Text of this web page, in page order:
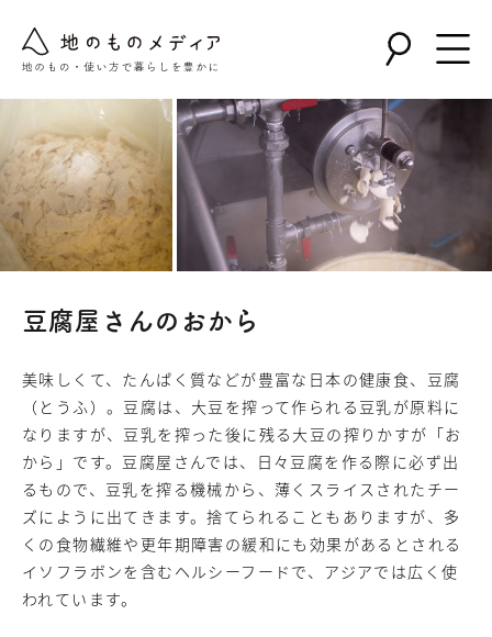
豆腐屋さんのおから
美味しくて、たんぱく質などが豊富な日本の健康食、豆腐
（とうふ）。豆腐は、大豆を搾って作られる豆乳が原料に
なりますが、豆乳を搾った後に残る大豆の搾りかすが「お
から」です。豆腐屋さんでは、日々豆腐を作る際に必ず出
るもので、豆乳を搾る機械から、薄くスライスされたチー
ズにように出てきます。捨てられることもありますが、多
くの食物繊維や更年期障害の緩和にも効果があるとされる
イソフラボンを含むヘルシーフードで、アジアでは広く使
われています。